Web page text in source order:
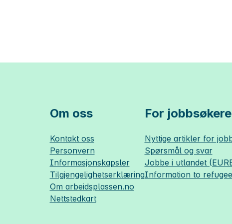
Om oss
Kontakt oss
Personvern
Informasjonskapsler
Tilgjengelighetserklæring
Om arbeidsplassen.no
Nettstedkart
For jobbsøkere
Nyttige artikler for
Spørsmål og svar
Jobbe i utlandet
Information to